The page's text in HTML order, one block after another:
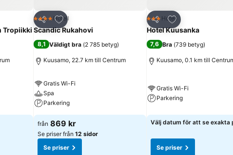
Tropiikki
Dela
Lägg till i Mina Favoriter
4 StjärnorHotell
Scandic Rukahovi
8,1 Väldigt bra (2 785 betyg)
Kuusamo, 22.7 km till Centrum
Gratis Wi-Fi
Spa
Parkering
från 869 kr
Se priser från 12 sidor
Se priser
Dela
Lägg till i Mina
3 Stjärnor
Hotell
Hotel Kuusanka
7,6 Bra (739 betyg)
Kuusamo, 0.1 km till
Gratis Wi-Fi
Parkering
Välj datum för att se exakta
Se priser